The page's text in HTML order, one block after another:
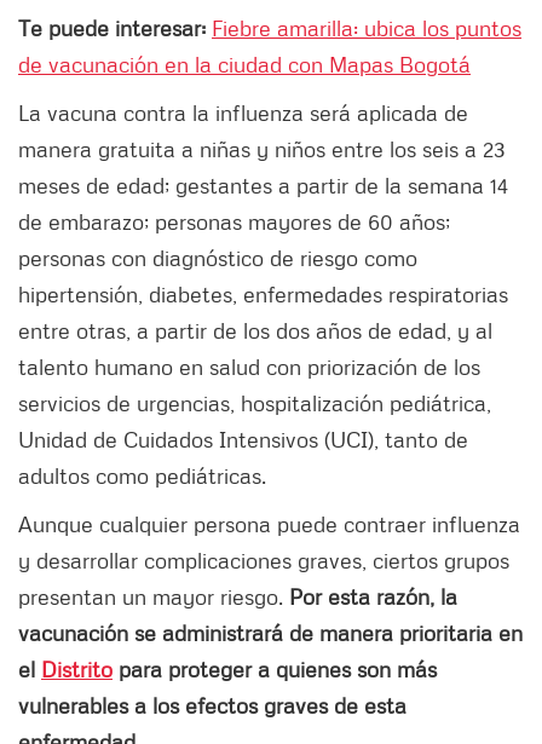
Te puede interesar: Fiebre amarilla: ubica los puntos
de vacunación en la ciudad con Mapas Bogotá
La vacuna contra la influenza será aplicada de
manera gratuita a niñas y niños entre los seis a 23
meses de edad; gestantes a partir de la semana 14
de embarazo; personas mayores de 60 años;
personas con diagnóstico de riesgo como
hipertensión, diabetes, enfermedades respiratorias
entre otras, a partir de los dos años de edad, y al
talento humano en salud con priorización de los
servicios de urgencias, hospitalización pediátrica,
Unidad de Cuidados Intensivos (UCI), tanto de
adultos como pediátricas.
Aunque cualquier persona puede contraer influenza
y desarrollar complicaciones graves, ciertos grupos
presentan un mayor riesgo. Por esta razón, la
vacunación se administrará de manera prioritaria en
el Distrito para proteger a quienes son más
vulnerables a los efectos graves de esta